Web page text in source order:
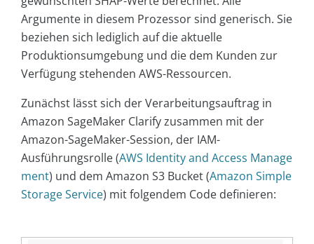
Argumente in diesem Prozessor sind generisch. Sie
beziehen sich lediglich auf die aktuelle
Produktionsumgebung und die dem Kunden zur
Verfügung stehenden AWS-Ressourcen.
Zunächst lässt sich der Verarbeitungsauftrag in
Amazon SageMaker Clarify zusammen mit der
Amazon-SageMaker-Session, der IAM-
Ausführungsrolle (AWS Identity and Access Manage
ment) und dem Amazon S3 Bucket (Amazon Simple
Storage Service) mit folgendem Code definieren: